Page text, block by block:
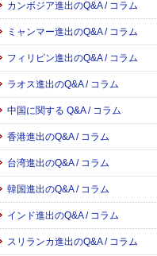
カンボジア進出のQ&A / コラム
ミャンマー進出のQ&A / コラム
フィリピン進出のQ&A / コラム
ラオス進出のQ&A / コラム
中国に関する Q&A / コラム
香港進出のQ&A / コラム
台湾進出のQ&A / コラム
韓国進出のQ&A / コラム
インド進出のQ&A / コラム
スリランカ進出のQ&A / コラム